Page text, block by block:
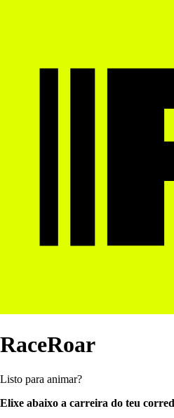
RaceRoar
Listo para animar?
Elixe abaixo a carreira do teu